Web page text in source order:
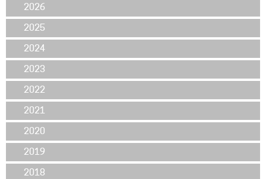
2026
2025
2024
2023
2022
2021
2020
2019
2018